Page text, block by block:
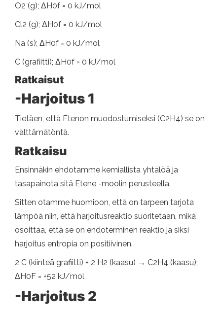
O2 (g); ΔH0f = 0 kJ/mol
Cl2 (g); ΔH0f = 0 kJ/mol
Na (s); ΔH0f = 0 kJ/mol
C (grafiitti); ΔH0f = 0 kJ/mol
Ratkaisut
-Harjoitus 1
Tietäen, että Etenon muodostumiseksi (C2H4) se on
välttämätöntä.
Ratkaisu
Ensinnäkin ehdotamme kemiallista yhtälöä ja
tasapainota sitä Etene -moolin perusteella.
Sitten otamme huomioon, että on tarpeen tarjota
lämpöä niin, että harjoitusreaktio suoritetaan, mikä
osoittaa, että se on endoterminen reaktio ja siksi
harjoitus entropia on positiivinen.
2 C (kiinteä grafiitti) + 2 H2 (kaasu) → C2H4 (kaasu);
ΔH0F = +52 kJ/mol
-Harjoitus 2